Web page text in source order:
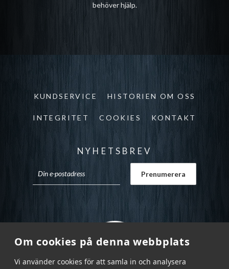
Om cookies på denna webbplats
Vi använder cookies för att samla in och analysera
behöver hjälp.
KUNDSERVICE HISTORIEN OM OSS
INTEGRITET COOKIES KONTAKT
NYHETSBREV